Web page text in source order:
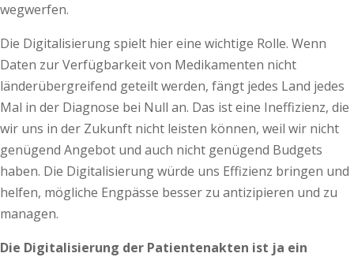
wegwerfen.
Die Digitalisierung spielt hier eine wichtige Rolle. Wenn
Daten zur Verfügbarkeit von Medikamenten nicht
länderübergreifend geteilt werden, fängt jedes Land jedes
Mal in der Diagnose bei Null an. Das ist eine Ineffizienz, die
wir uns in der Zukunft nicht leisten können, weil wir nicht
genügend Angebot und auch nicht genügend Budgets
haben. Die Digitalisierung würde uns Effizienz bringen und
helfen, mögliche Engpässe besser zu antizipieren und zu
managen.
Die Digitalisierung der Patientenakten ist ja ein